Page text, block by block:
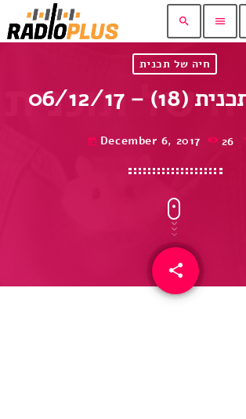
search menu
חיה של תכנית
– 06/12/17
today December 6, 2017 26
share
email